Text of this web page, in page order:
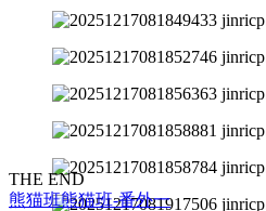
THE END
熊猫班熊猫班-番外一